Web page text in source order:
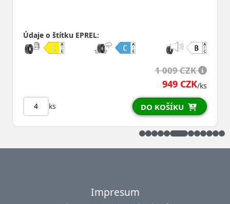
Údaje o štítku EPREL:
1 009 CZK
949 CZK/ks
ks DO KOŠÍKU
Impresum